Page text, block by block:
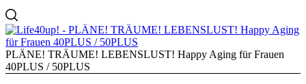
PLÄNE! TRÄUME! LEBENSLUST! Happy Aging für Frauen
40PLUS / 50PLUS